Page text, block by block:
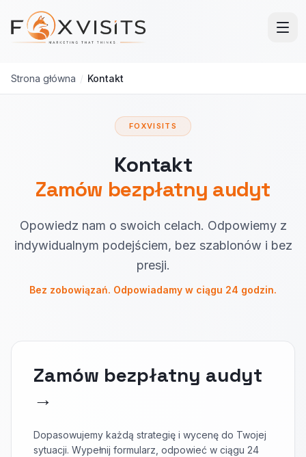
Przejdź do treści głównej
Strona główna / Kontakt
FOXVISITS
Kontakt
Zamów bezpłatny audyt
Opowiedz nam o swoich celach. Odpowiemy z
indywidualnym podejściem, bez szablonów i bez
presji.
Bez zobowiązań. Odpowiadamy w ciągu 24 godzin.
Zamów bezpłatny audyt
→
Dopasowujemy każdą strategię i wycenę do Twojej
sytuacji. Wypełnij formularz, odpowieć w ciągu 24